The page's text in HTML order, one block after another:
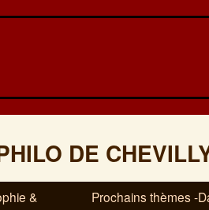
DE
&
Prochains thèmes -